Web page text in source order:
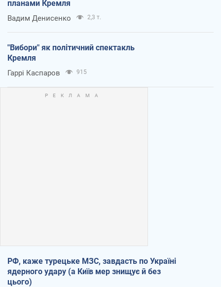
планами Кремля
Вадим Денисенко 2,3 т.
"Вибори" як політичний спектакль
Кремля
Гаррі Каспаров 915
РФ, каже турецьке МЗС, завдасть по Україні
ядерного удару (а Київ мер знищує й без
цього)